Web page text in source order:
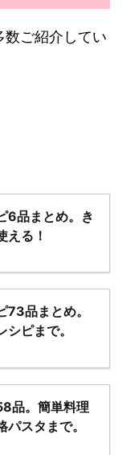
数ご紹介してい
6品まとめ。き
える！
73品まとめ。
ピまで。
品。簡単料理
スタまで。